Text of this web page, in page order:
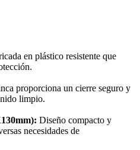
en plástico resistente que
proporciona un cierre seguro y
limpio.
Diseño compacto y
necesidades de